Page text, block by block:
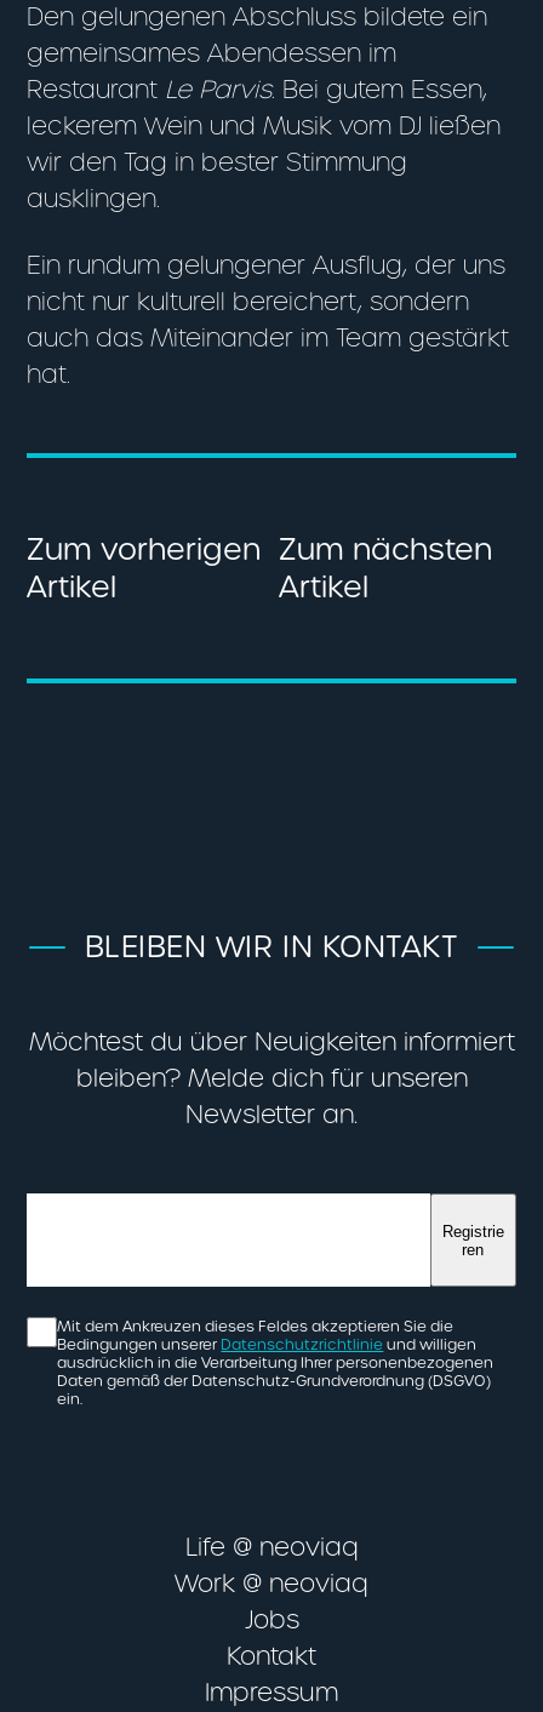
Den gelungenen Abschluss bildete ein
gemeinsames Abendessen im
Restaurant Le Parvis. Bei gutem Essen,
leckerem Wein und Musik vom DJ ließen
wir den Tag in bester Stimmung
ausklingen.
Ein rundum gelungener Ausflug, der uns
nicht nur kulturell bereichert, sondern
auch das Miteinander im Team gestärkt
hat.
Zum vorherigen
Artikel
Zum nächsten
Artikel
BLEIBEN WIR IN KONTAKT
Möchtest du über Neuigkeiten informiert
bleiben? Melde dich für unseren
Newsletter an.
Mit dem Ankreuzen dieses Feldes akzeptieren Sie die
Bedingungen unserer Datenschutzrichtlinie und willigen
ausdrücklich in die Verarbeitung Ihrer personenbezogenen
Daten gemäß der Datenschutz-Grundverordnung (DSGVO)
ein.
Registrie
ren
Life @ neoviaq
Work @ neoviaq
Jobs
Kontakt
Impressum